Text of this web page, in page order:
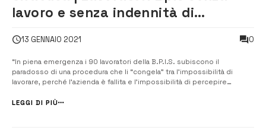
lavoro e senza indennità di
fallita
13 GENNAIO 2021 0
“In piena emergenza i 90 lavoratori della B.P.I.S. subiscono il
paradosso di una procedura che li “congela” tra l’impossibilità di
lavorare, perché l’azienda è fallita e l’impossibilità di percepire
i riflettori sulla questione dei 90 lavoratori della Bpis è la segreta...
LEGGI DI PIÙ